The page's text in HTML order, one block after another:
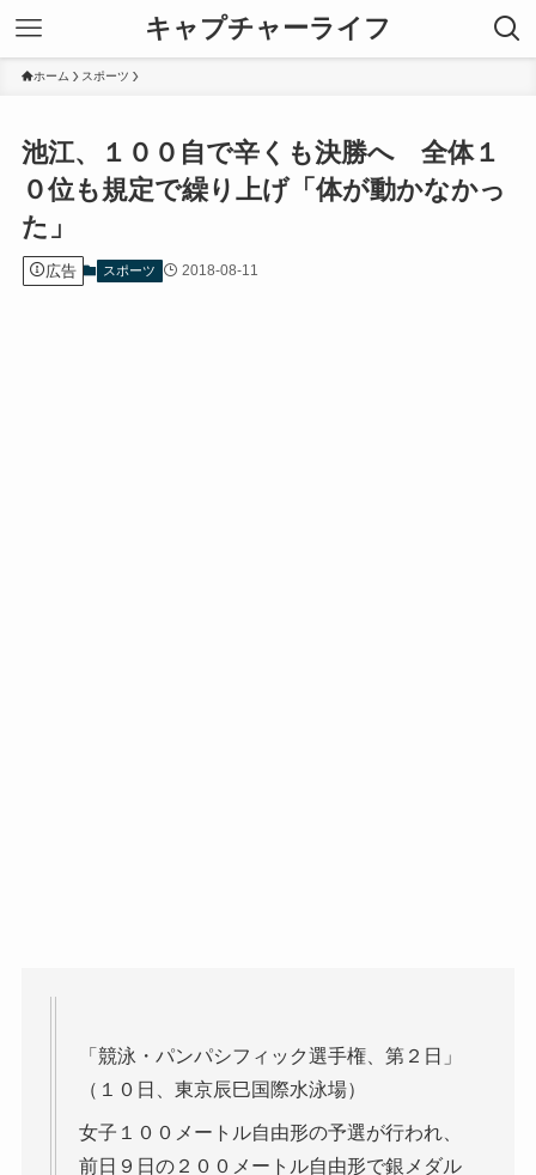
キャプチャーライフ
ホーム スポーツ
池江、１００自で辛くも決勝へ 全体１
０位も規定で繰り上げ「体が動かなかっ
た」
広告 スポーツ 2018-08-11
「競泳・パンパシフィック選手権、第２日」
（１０日、東京辰巳国際水泳場）
女子１００メートル自由形の予選が行われ、
前日９日の２００メートル自由形で銀メダル